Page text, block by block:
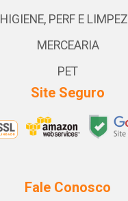
HIGIENE, PERF E
MERCEARIA
PET
Site Seguro
Fale Conosco